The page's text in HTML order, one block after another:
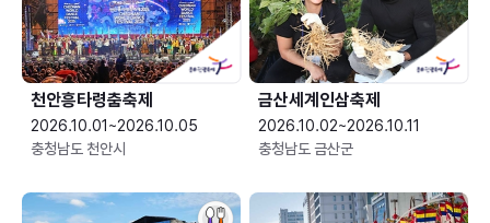
천안흥타령춤축제
2026.10.01~2026.10.05
충청남도 천안시
금산세계인삼축제
2026.10.02~2026.10.11
충청남도 금산군